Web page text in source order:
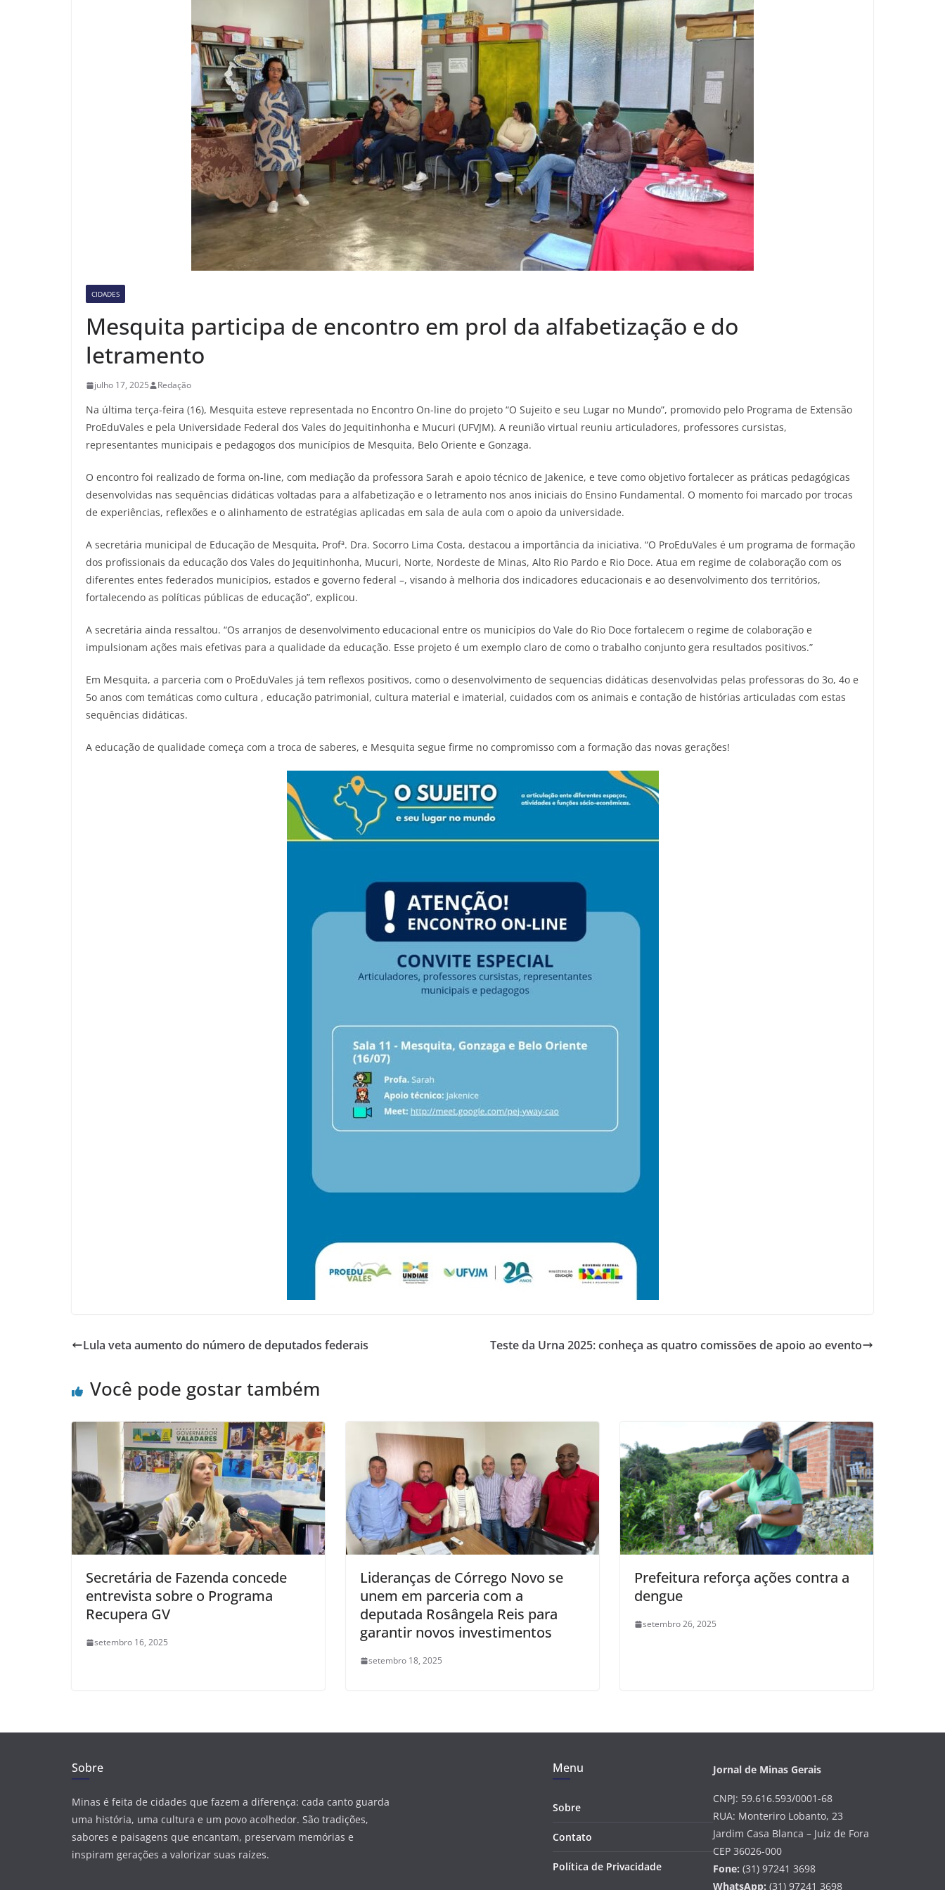
CIDADES
Mesquita participa de encontro em prol da alfabetização e do
letramento
julho 17, 2025 Redação
Na última terça-feira (16), Mesquita esteve representada no Encontro On-line do projeto “O Sujeito e seu Lugar no Mundo”, promovido pelo Programa de Extensão
ProEduVales e pela Universidade Federal dos Vales do Jequitinhonha e Mucuri (UFVJM). A reunião virtual reuniu articuladores, professores cursistas,
representantes municipais e pedagogos dos municípios de Mesquita, Belo Oriente e Gonzaga.
O encontro foi realizado de forma on-line, com mediação da professora Sarah e apoio técnico de Jakenice, e teve como objetivo fortalecer as práticas pedagógicas
desenvolvidas nas sequências didáticas voltadas para a alfabetização e o letramento nos anos iniciais do Ensino Fundamental. O momento foi marcado por trocas
de experiências, reflexões e o alinhamento de estratégias aplicadas em sala de aula com o apoio da universidade.
A secretária municipal de Educação de Mesquita, Profª. Dra. Socorro Lima Costa, destacou a importância da iniciativa. “O ProEduVales é um programa de formação
dos profissionais da educação dos Vales do Jequitinhonha, Mucuri, Norte, Nordeste de Minas, Alto Rio Pardo e Rio Doce. Atua em regime de colaboração com os
diferentes entes federados municípios, estados e governo federal –, visando à melhoria dos indicadores educacionais e ao desenvolvimento dos territórios,
fortalecendo as políticas públicas de educação”, explicou.
A secretária ainda ressaltou. “Os arranjos de desenvolvimento educacional entre os municípios do Vale do Rio Doce fortalecem o regime de colaboração e
impulsionam ações mais efetivas para a qualidade da educação. Esse projeto é um exemplo claro de como o trabalho conjunto gera resultados positivos.”
Em Mesquita, a parceria com o ProEduVales já tem reflexos positivos, como o desenvolvimento de sequencias didáticas desenvolvidas pelas professoras do 3o, 4o e
5o anos com temáticas como cultura , educação patrimonial, cultura material e imaterial, cuidados com os animais e contação de histórias articuladas com estas
sequências didáticas.
A educação de qualidade começa com a troca de saberes, e Mesquita segue firme no compromisso com a formação das novas gerações!
Lula veta aumento do número de deputados federais Teste da Urna 2025: conheça as quatro comissões de apoio ao evento
Você pode gostar também
Secretária de Fazenda concede
entrevista sobre o Programa
Recupera GV
setembro 16, 2025
Lideranças de Córrego Novo se
unem em parceria com a
deputada Rosângela Reis para
garantir novos investimentos
setembro 18, 2025
Prefeitura reforça ações contra a
dengue
setembro 26, 2025
Sobre
Minas é feita de cidades que fazem a diferença: cada canto guarda
uma história, uma cultura e um povo acolhedor. São tradições,
sabores e paisagens que encantam, preservam memórias e
inspiram gerações a valorizar suas raízes.
Menu
Sobre
Contato
Política de Privacidade
Jornal de Minas Gerais
CNPJ: 59.616.593/0001-68
RUA: Monteriro Lobanto, 23
Jardim Casa Blanca – Juiz de Fora
CEP 36026-000
Fone: (31) 97241 3698
WhatsApp: (31) 97241 3698